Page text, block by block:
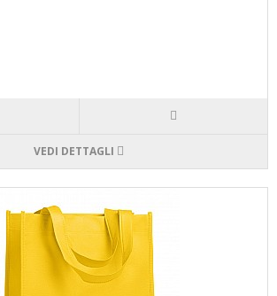
VEDI DETTAGLI